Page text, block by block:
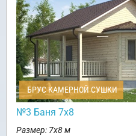
БРУС КАМЕРНОЙ СУШКИ
№3 Баня 7х8
Размер: 7х8 м